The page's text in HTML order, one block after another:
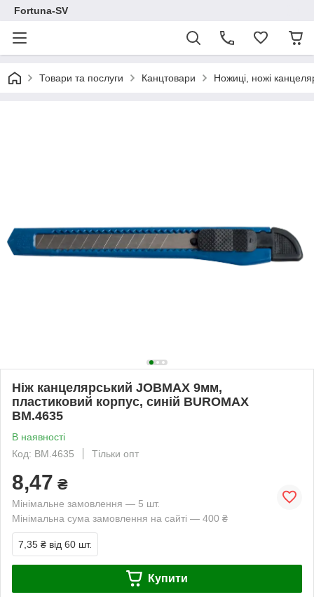
Fortuna-SV
Товари та послуги Канцтовари Ножиці, ножі
Ніж канцелярський JOBMAX 9мм,
пластиковий корпус, синій BUROMAX
BM.4635
В наявності
Код: BM.4635
Тільки опт
8,47 ₴
Мінімальне замовлення — 5 шт.
Мінімальна сума замовлення на сайті — 400 ₴
7,35 ₴ від 60 шт.
Купити